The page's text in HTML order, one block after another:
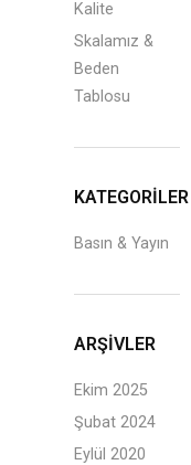
Kalite
Skalamız &
Beden
Tablosu
KATEGORILER
Basın & Yayın
ARŞIVLER
Ekim 2025
Şubat 2024
Eylül 2020